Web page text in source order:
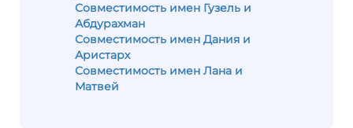
Совместимость имен Гузель и
Абдурахман
Совместимость имен Дания и
Аристарх
Совместимость имен Лана и
Матвей